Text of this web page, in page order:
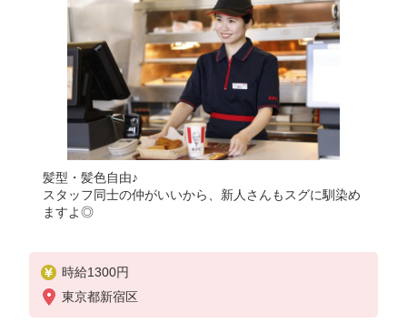
髪型・髪色自由♪
スタッフ同士の仲がいいから、新人さんもスグに馴染め
ますよ◎
時給1300円
東京都新宿区